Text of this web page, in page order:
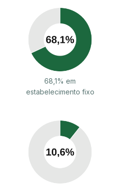
68,1% em
estabelecimento fixo